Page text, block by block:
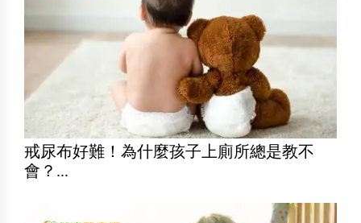
戒尿布好難！為什麼孩子上廁所總是教不
會？...